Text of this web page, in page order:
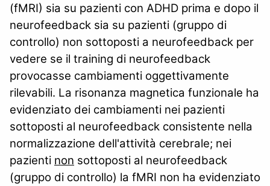
(fMRI) sia su pazienti con ADHD prima e dopo il
neurofeedback sia su pazienti (gruppo di
controllo) non sottoposti a neurofeedback per
vedere se il training di neurofeedback
provocasse cambiamenti oggettivamente
rilevabili. La risonanza magnetica funzionale ha
evidenziato dei cambiamenti nei pazienti
sottoposti al neurofeedback consistente nella
normalizzazione dell'attività cerebrale; nei
pazienti non sottoposti al neurofeedback
(gruppo di controllo) la fMRI non ha evidenziato